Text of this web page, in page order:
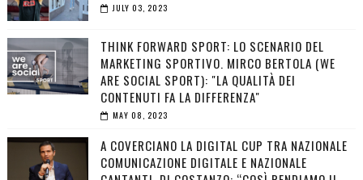
JULY 03, 2023
THINK FORWARD SPORT: LO SCENARIO DEL
MARKETING SPORTIVO. MIRCO BERTOLA (WE
ARE SOCIAL SPORT): "LA QUALITÀ DEI
CONTENUTI FA LA DIFFERENZA"
MAY 08, 2023
A COVERCIANO LA DIGITAL CUP TRA NAZIONALE
COMUNICAZIONE DIGITALE E NAZIONALE